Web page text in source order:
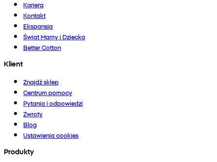
Kariera
Kontakt
Ekspansja
Świat Mamy i Dziecka
Better Cotton
Klient
Znajdź sklep
Centrum pomocy
Pytania i odpowiedzi
Zwroty
Blog
Ustawienia cookies
Produkty